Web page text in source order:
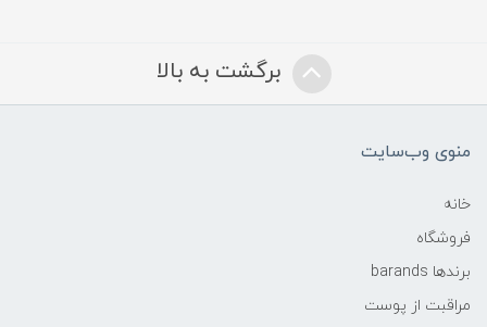
برگشت به بالا
منوی وب‌سایت
خانه
فروشگاه
برندها barands
مراقبت از پوست